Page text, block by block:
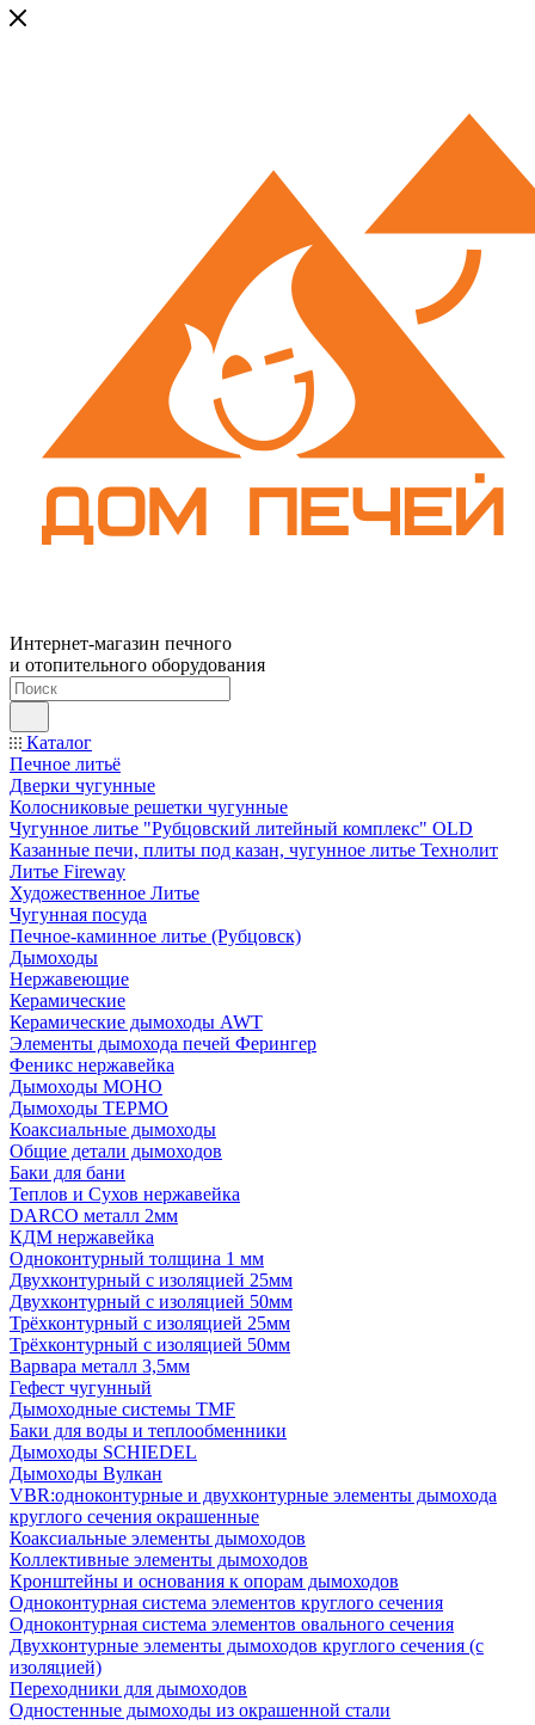
Интернет-магазин печного
и отопительного оборудования
Каталог
Печное литьё
Дверки чугунные
Колосниковые решетки чугунные
Чугунное литье "Рубцовский литейный комплекс" OLD
Казанные печи, плиты под казан, чугунное литье Технолит
Литье Fireway
Художественное Литье
Чугунная посуда
Печное-каминное литье (Рубцовск)
Дымоходы
Нержавеющие
Керамические
Керамические дымоходы AWT
Элементы дымохода печей Ферингер
Феникс нержавейка
Дымоходы МОНО
Дымоходы ТЕРМО
Коаксиальные дымоходы
Общие детали дымоходов
Баки для бани
Теплов и Сухов нержавейка
DARCO металл 2мм
КДМ нержавейка
Одноконтурный толщина 1 мм
Двухконтурный с изоляцией 25мм
Двухконтурный с изоляцией 50мм
Трёхконтурный с изоляцией 25мм
Трёхконтурный с изоляцией 50мм
Варвара металл 3,5мм
Гефест чугунный
Дымоходные системы TMF
Баки для воды и теплообменники
Дымоходы SCHIEDEL
Дымоходы Вулкан
VBR:одноконтурные и двухконтурные элементы дымохода
круглого сечения окрашенные
Коаксиальные элементы дымоходов
Коллективные элементы дымоходов
Кронштейны и основания к опорам дымоходов
Одноконтурная система элементов круглого сечения
Одноконтурная система элементов овального сечения
Двухконтурные элементы дымоходов круглого сечения (с
изоляцией)
Переходники для дымоходов
Одностенные дымоходы из окрашенной стали